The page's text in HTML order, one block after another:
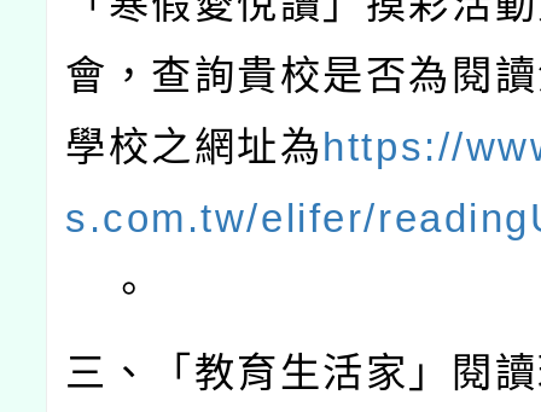
會，查詢貴校是否為閱
學校之網址為https://
s.com.tw/elifer/
。
三、「教育生活家」閱